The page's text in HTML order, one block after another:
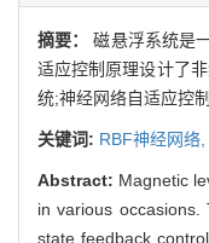
摘要：磁悬浮系统是
适应控制原理设计了
统;神经网络自适应控
关键词: RBF神经网络,
Abstract: Magnetic
in various
state feedback